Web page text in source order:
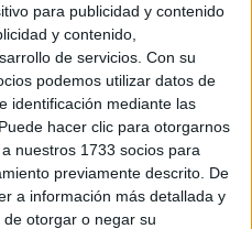
para publicidad y contenido
y contenido,
de servicios. Con su
podemos utilizar datos de
identificación mediante las
hacer clic para otorgarnos
nuestros 1733 socios para
previamente descrito. De
a información más detallada y
otorgar o negar su
unidad para afrontar una
puede sostenerse sola
explique qué informes
advertir de la